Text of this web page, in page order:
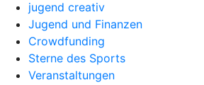
jugend creativ
Jugend und Finanzen
Crowdfunding
Sterne des Sports
Veranstaltungen